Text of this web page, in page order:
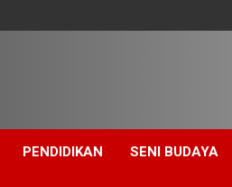
PENDIDIKAN SENI BUDAYA